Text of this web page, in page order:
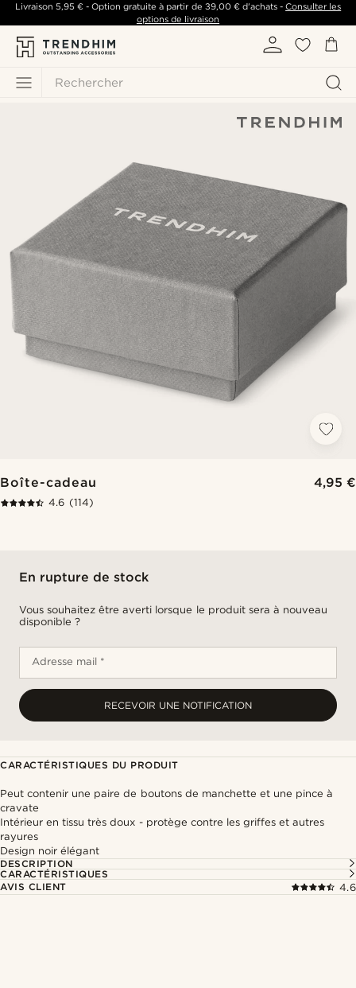
Rechercher
Livraison 5,95 €- Option gratuite à partir de 39,00 €d'achats -Consulter les
options de livraison
Boîte-cadeau 4,95 €
4.6 (114)
En rupture de stock
Vous souhaitez être averti lorsque le produit sera à nouveau
disponible ?
Adresse mail *
RECEVOIR UNE NOTIFICATION
CARACTÉRISTIQUES DU PRODUIT
Peut contenir une paire de boutons de manchette et une pince à
cravate
Intérieur en tissu très doux - protège contre les griffes et autres
rayures
Design noir élégant
DESCRIPTION
CARACTÉRISTIQUES
AVIS CLIENT
4.6